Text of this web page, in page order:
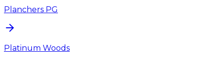
Planchers PG
Platinum Woods